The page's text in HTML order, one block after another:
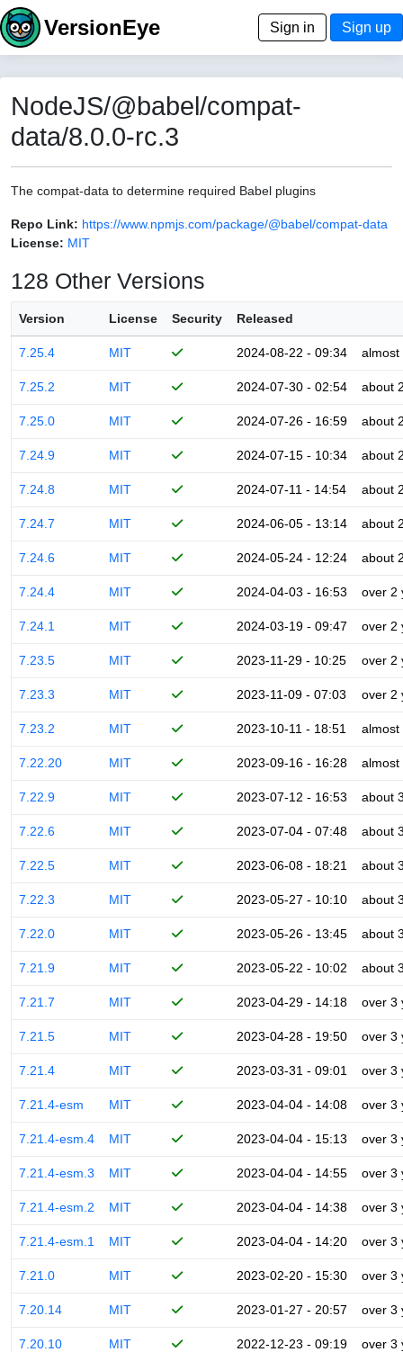
VersionEye Sign in Sign up
NodeJS/@babel/compat-
data/8.0.0-rc.3
The compat-data to determine required Babel plugins
Repo Link: https://www.npmjs.com/package/@babel/compat-data
License: MIT
128 Other Versions
Version License Security Released
7.25.4 MIT 2024-08-22 - 09:34 almost
7.25.2 MIT 2024-07-30 - 02:54 about
7.25.0 MIT 2024-07-26 - 16:59 about
7.24.9 MIT 2024-07-15 - 10:34 about
7.24.8 MIT 2024-07-11 - 14:54 about
7.24.7 MIT 2024-06-05 - 13:14 about
7.24.6 MIT 2024-05-24 - 12:24 about
7.24.4 MIT 2024-04-03 - 16:53 over 2
7.24.1 MIT 2024-03-19 - 09:47 over 2
7.23.5 MIT 2023-11-29 - 10:25 over 2
7.23.3 MIT 2023-11-09 - 07:03 over 2
7.23.2 MIT 2023-10-11 - 18:51 almost
7.22.20 MIT 2023-09-16 - 16:28 almost
7.22.9 MIT 2023-07-12 - 16:53 about
7.22.6 MIT 2023-07-04 - 07:48 about
7.22.5 MIT 2023-06-08 - 18:21 about
7.22.3 MIT 2023-05-27 - 10:10 about
7.22.0 MIT 2023-05-26 - 13:45 about
7.21.9 MIT 2023-05-22 - 10:02 about
7.21.7 MIT 2023-04-29 - 14:18 over 3
7.21.5 MIT 2023-04-28 - 19:50 over 3
7.21.4 MIT 2023-03-31 - 09:01 over 3
7.21.4-esm MIT 2023-04-04 - 14:08 over 3
7.21.4-esm.4 MIT 2023-04-04 - 15:13 over 3
7.21.4-esm.3 MIT 2023-04-04 - 14:55 over 3
7.21.4-esm.2 MIT 2023-04-04 - 14:38 over 3
7.21.4-esm.1 MIT 2023-04-04 - 14:20 over 3
7.21.0 MIT 2023-02-20 - 15:30 over 3
7.20.14 MIT 2023-01-27 - 20:57 over 3
7.20.10 MIT 2022-12-23 - 09:19 over 3